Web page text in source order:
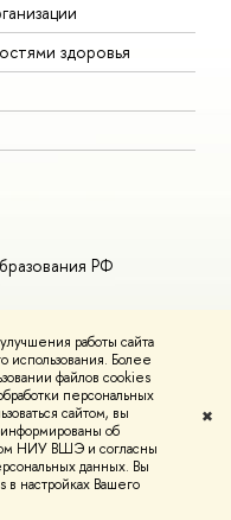
работы сайта
Более
файлов cookies
персональных
сайтом, вы
об
НИУ ВШЭ и согласны
данных. Вы
настройках Вашего
✖
здоровья
РФ
Условия
вШколе дизайна НИУ